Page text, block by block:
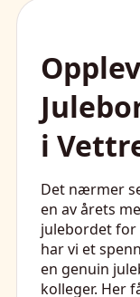
i
Det nærmer
en av årets
julebordet for
har vi et
en genuin
kolleger. Her